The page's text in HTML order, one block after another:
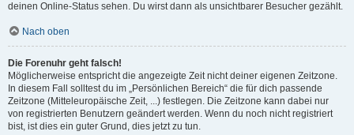
deinen Online-Status sehen. Du wirst dann als unsichtbarer Besucher gezählt.
Nach oben
Die Forenuhr geht falsch!
Möglicherweise entspricht die angezeigte Zeit nicht deiner eigenen Zeitzone.
In diesem Fall solltest du im „Persönlichen Bereich“ die für dich passende
Zeitzone (Mitteleuropäische Zeit, ...) festlegen. Die Zeitzone kann dabei nur
von registrierten Benutzern geändert werden. Wenn du noch nicht registriert
bist, ist dies ein guter Grund, dies jetzt zu tun.